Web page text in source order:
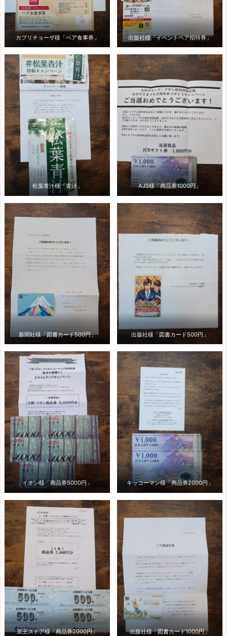
カプリチョーザ様「ペア食事券」 出版社様「イベントペア招待券」
松葉青汁様「青汁」 AJS様「商品券1000円」
新聞社様「図書カード500円」 出版社様「図書カード500円」
イオン様「商品券5000円」 キッコーマン様「商品券2000円」
京王ストア様「商品券2000円」 出版社様「図書カード1000円」